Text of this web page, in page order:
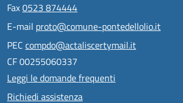
Fax0523 874444
E-mail proto@comune-pontedellolio.it
PEC compdo@actaliscertymail.it
CF 00255060337
Leggi le domande frequenti
Richiedi assistenza